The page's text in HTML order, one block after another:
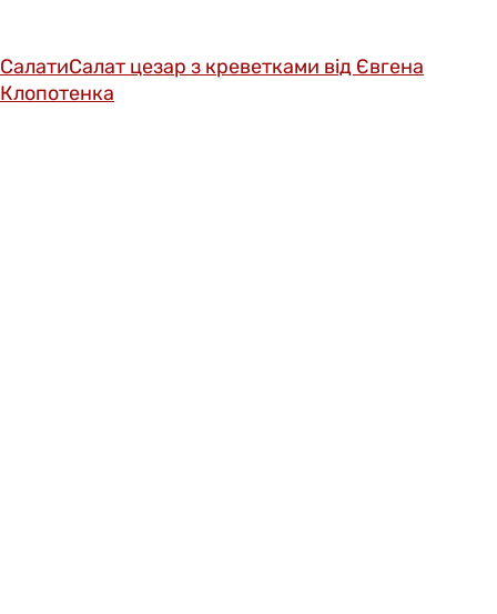
СалатиСалат цезар з креветками від Євгена
Клопотенка